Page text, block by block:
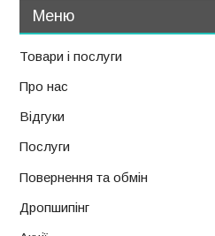
Товари і послуги
Про нас
Відгуки
Послуги
Повернення та обмін
Дропшипінг